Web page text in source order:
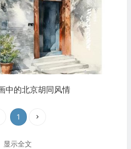
中的北京胡同风情
1
显示全文